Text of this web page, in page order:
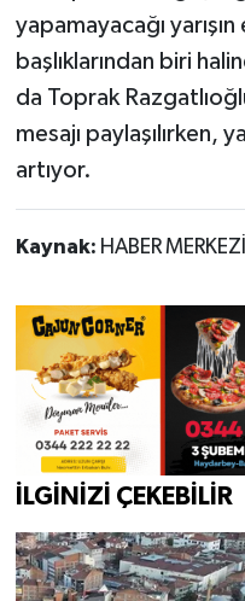
yapamayacağı
başlıklarından biri
da Toprak
mesajı paylaşılırken,
artıyor.
Kaynak: HABER MERKEZİ